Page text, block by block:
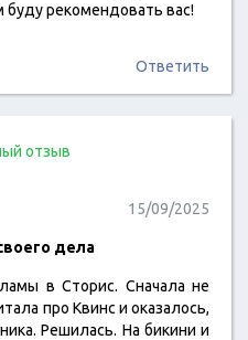
буду рекомендовать вас!
Ответить
отзыв
15/09/2025
дела
в Сторис. Сначала не
про Квинс и оказалось,
Решилась. На бикини и